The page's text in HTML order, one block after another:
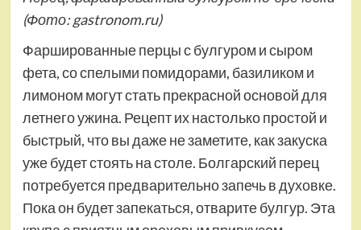
(Фото: gastronom.ru)
Фаршированные перцы с булгуром и сыром
фета, со спелыми помидорами, базиликом и
лимоном могут стать прекрасной основой для
летнего ужина. Рецепт их настолько простой и
быстрый, что вы даже не заметите, как закуска
уже будет стоять на столе. Болгарский перец
потребуется предварительно запечь в духовке.
Пока он будет запекаться, отварите булгур. Эта